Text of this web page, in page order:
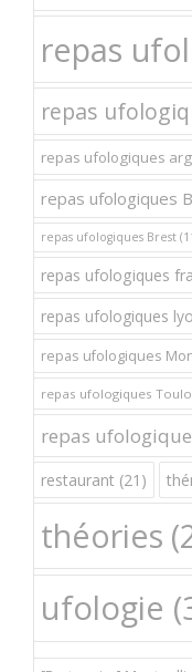
repas
repas
repas ufologiques
repas ufologiques
repas ufologiques Brest
repas ufologiques
repas ufologiques
repas ufologiques
repas ufologiques
repas
restaurant (21)
théories
ufologie